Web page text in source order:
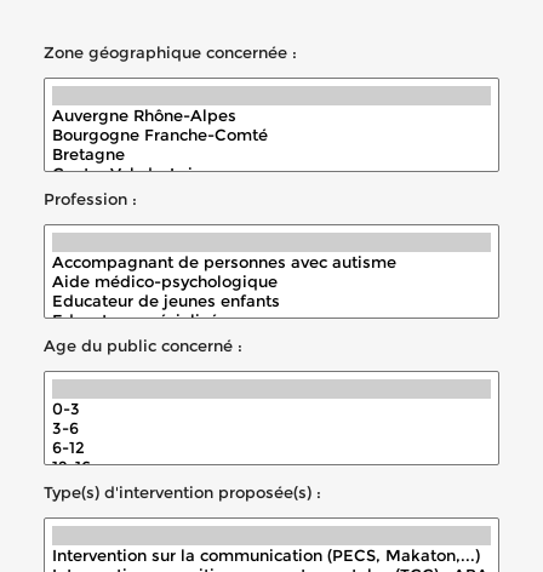
Zone géographique concernée :
Profession :
Age du public concerné :
Type(s) d'intervention proposée(s) :